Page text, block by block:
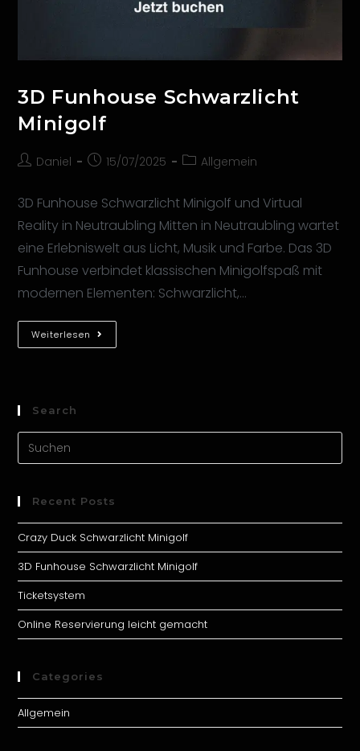
3D Funhouse Schwarzlicht
Minigolf
Daniel 15/07/2025 Allgemein
3D Funhouse Schwarzlicht Minigolf und Virtual
Reality in Neutraubling Mitten in Neutraubling wartet
eine Erlebniswelt aus Licht, Musik und Farbe. Das 3D
Funhouse verbindet klassischen Minigolfspaß mit
modernen Elementen: Schwarzlicht,…
Weiterlesen
Search
Recent Posts
Crazy Duck Schwarzlicht Minigolf
3D Funhouse Schwarzlicht Minigolf
Ticketsystem
Online Reservierung leicht gemacht
Categories
Allgemein